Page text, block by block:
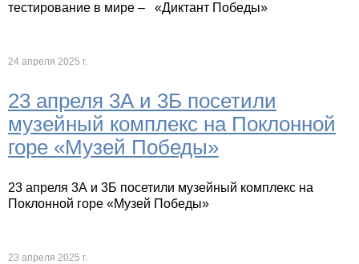
тестирование в мире – «Диктант Победы»
24 апреля 2025 г.
23 апреля 3А и 3Б посетили
музейный комплекс на Поклонной
горе «Музей Победы»
23 апреля 3А и 3Б посетили музейный комплекс на
Поклонной горе «Музей Победы»
23 апреля 2025 г.